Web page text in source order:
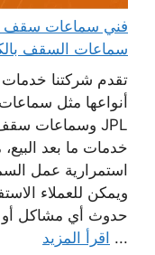
سماعات السقف
تقدم شركتنا
أنواعها مثل
خدمات ما بعد
استمرارية عمل
ويمكن للعملاء
حدوث أي مشاكل أو
... اقرأ المزيد